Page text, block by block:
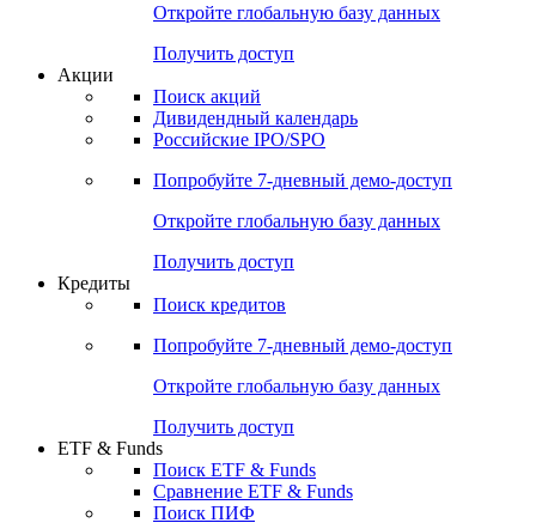
Откройте глобальную базу данных
Получить доступ
Акции
Поиск акций
Дивидендный календарь
Российские IPO/SPO
Попробуйте 7-дневный демо-доступ
Откройте глобальную базу данных
Получить доступ
Кредиты
Поиск кредитов
Попробуйте 7-дневный демо-доступ
Откройте глобальную базу данных
Получить доступ
ETF & Funds
Поиск ETF & Funds
Сравнение ETF & Funds
Поиск ПИФ